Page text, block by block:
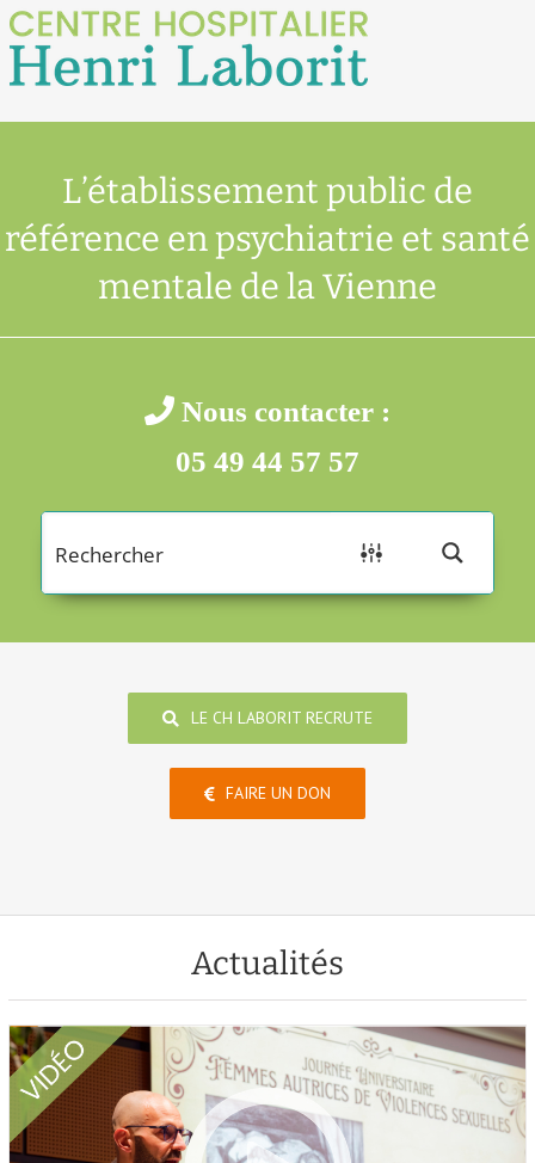
L’établissement public de
référence en psychiatrie et santé
mentale de la Vienne
Nous contacter :
05 49 44 57 57
LE CH LABORIT RECRUTE
FAIRE UN DON
Actualités